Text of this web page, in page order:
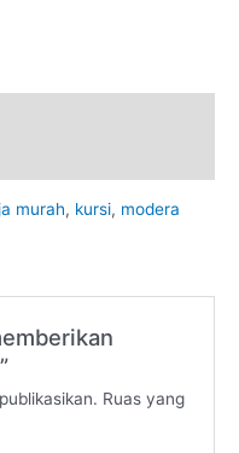
murah, kursi, modera
Ruas yang